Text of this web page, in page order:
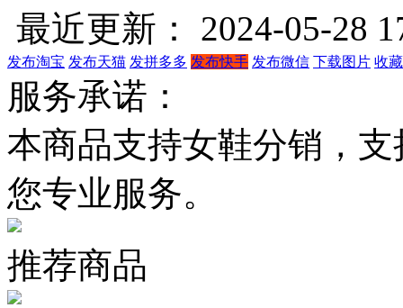
最近更新： 2024-05-28
发布淘宝 发布天猫 发拼多多 发布快手 发布微信 下载图片 收
服务承诺：
本商品支持女鞋分销，
您专业服务。
推荐商品